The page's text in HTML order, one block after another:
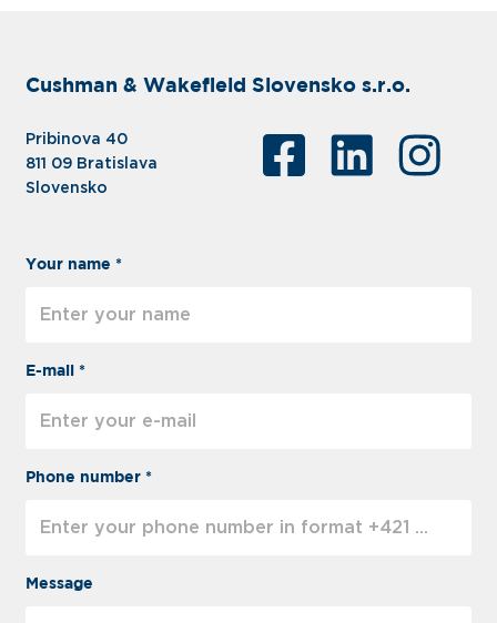
Cushman & Wakefield Slovensko s.r.o.
Pribinova 40
811 09 Bratislava
Slovensko
Your name *
E-mail *
Phone number *
Message